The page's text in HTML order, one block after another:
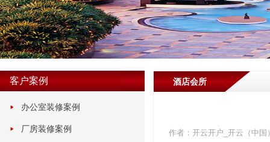
客户案例
办公室装修案例
厂房装修案例
酒店会所
作者：开云开户_开云（中国